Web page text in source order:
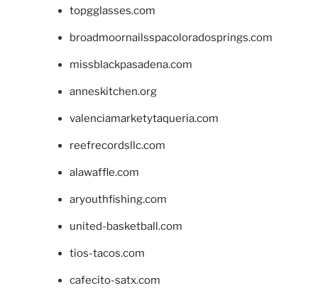
topgglasses.com
broadmoornailsspacoloradosprings.com
missblackpasadena.com
anneskitchen.org
valenciamarketytaqueria.com
reefrecordsllc.com
alawaffle.com
aryouthfishing.com
united-basketball.com
tios-tacos.com
cafecito-satx.com